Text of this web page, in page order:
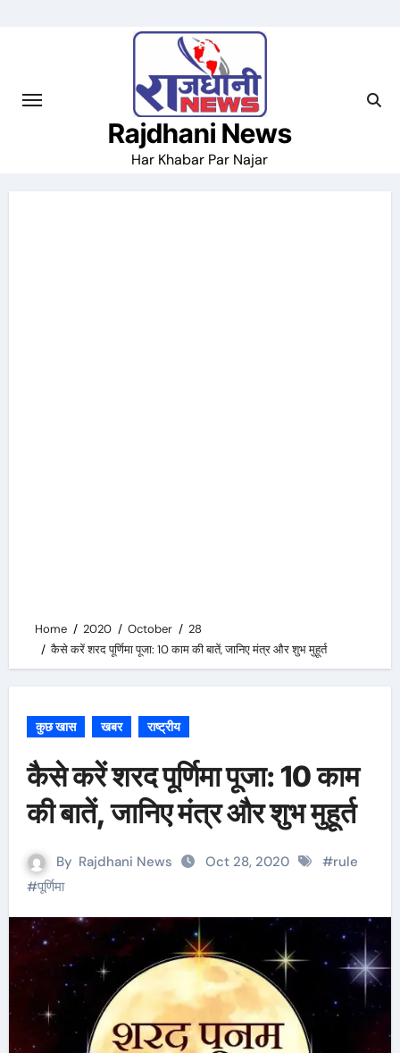
Rajdhani News
Har Khabar Par Najar
Home 2020 October
28
कैसे करें शरद पूर्णिमा पूजा: 10 काम की बातें, जानिए मंत्र और शुभ मुहूर्त
कुछ खास खबर राष्ट्रीय
कैसे करें शरद पूर्णिमा पूजा: 10 काम
की बातें, जानिए मंत्र और शुभ मुहूर्त
By Rajdhani News Oct 28, 2020 #rule
#पूर्णिमा